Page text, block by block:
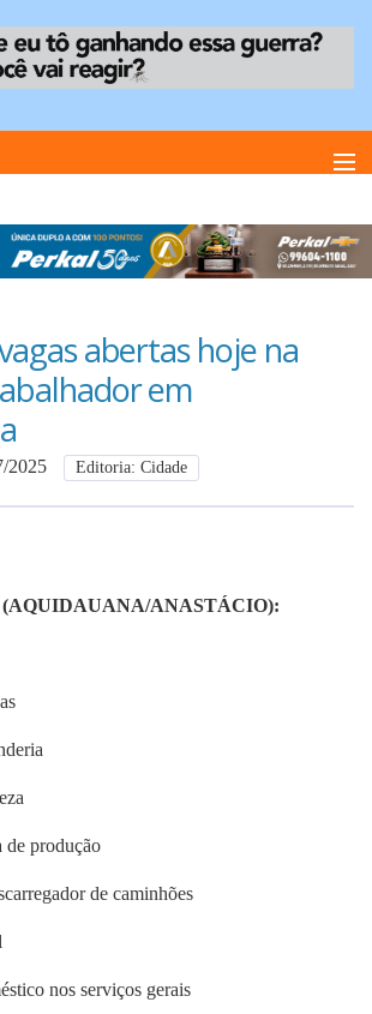
abertas hoje na
em
2025 Editoria: Cidade
ANASTÁCIO):
produção
de caminhões
nos serviços gerais